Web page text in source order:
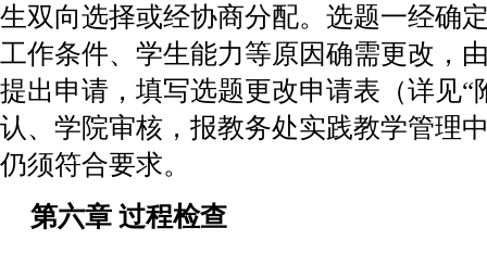
生双向选择或经协商分配。选题一经确
工作条件、学生能力等原因确需更改，
提出申请，填写选题更改申请表（详见“
认、学院审核，报教务处实践教学管理
仍须符合要求。
第六章 过程检查